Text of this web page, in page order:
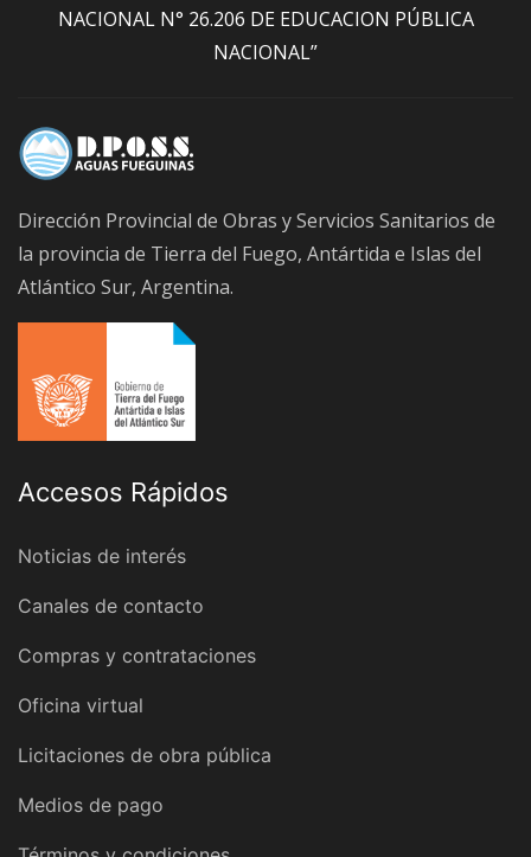
NACIONAL N° 26.206 DE EDUCACION PÚBLICA
NACIONAL”
Dirección Provincial de Obras y Servicios Sanitarios de
la provincia de Tierra del Fuego, Antártida e Islas del
Atlántico Sur, Argentina.
Accesos Rápidos
Noticias de interés
Canales de contacto
Compras y contrataciones
Oficina virtual
Licitaciones de obra pública
Medios de pago